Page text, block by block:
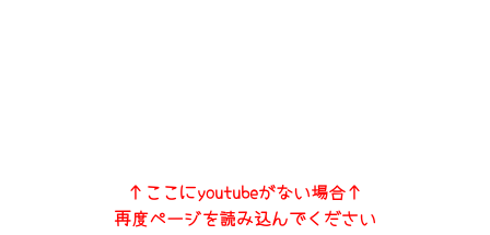
↑ここにyoutubeがない場合↑
再度ページを読み込んでください